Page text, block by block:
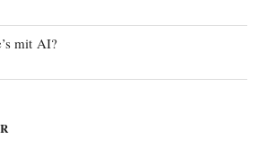
mit AI?